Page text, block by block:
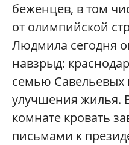
беженцев, в том
от олимпийской
Людмила сегодня
навзрыд:
семью Савельевых
улучшения жилья.
комнате кровать
письмами к